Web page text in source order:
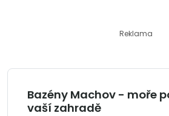
Reklama
Bazény Machov - moře
vaší zahradě